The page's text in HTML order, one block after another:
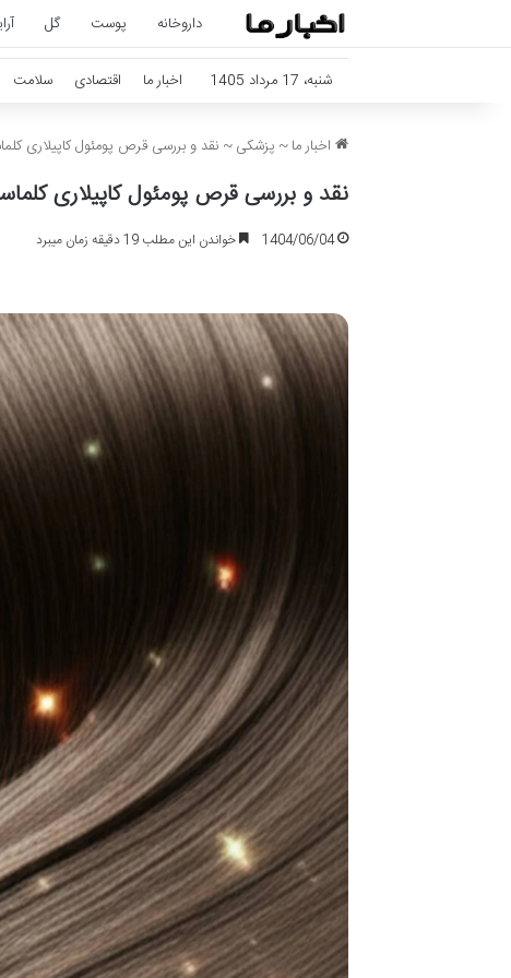
داروخانه پوست گل
شنبه، 17 مرداد 1405 اخبار ما اقتصادی سلامت
اخبار ما ~ پزشکی ~ نقد و بررسی قرص پومئول کاپیلاری
نقد و بررسی قرص پومئول کاپیلاری
1404/06/04 خواندن این مطلب 19 دقیقه زمان میبرد